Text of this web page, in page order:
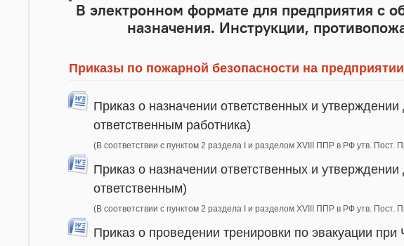
В электронном формате для предприятия с
назначения. Инструкции,
Приказы по пожарной безопасности на
Приказ о назначении ответственных и
ответственным работника)
(В соответствии с пунктом 2 раздела I и разделом XVIII ППР в РФ утв.
Приказ о назначении ответственных и
ответственным)
(В соответствии с пунктом 2 раздела I и разделом XVIII ППР в РФ утв.
Приказ о проведении тренировки по эвакуации